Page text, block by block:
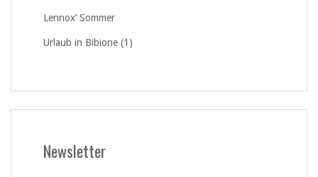
Lennox‘ Sommer
Urlaub in Bibione (1)
Newsletter